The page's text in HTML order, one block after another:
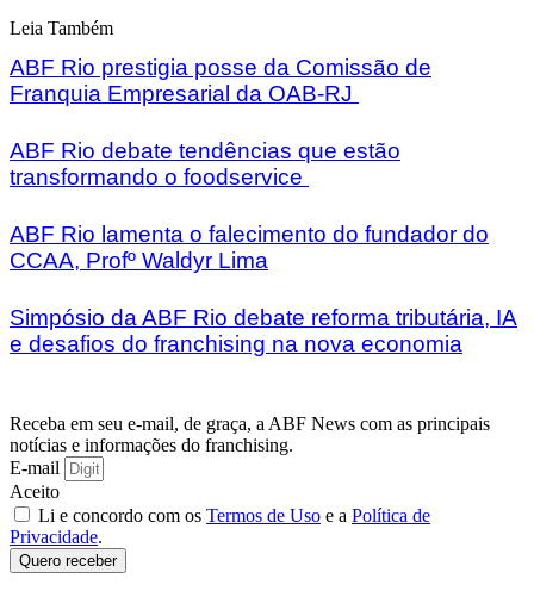
Leia Também
ABF Rio prestigia posse da Comissão de
Franquia Empresarial da OAB-RJ
ABF Rio debate tendências que estão
transformando o foodservice
ABF Rio lamenta o falecimento do fundador do
CCAA, Profº Waldyr Lima
Simpósio da ABF Rio debate reforma tributária, IA
e desafios do franchising na nova economia
Receba em seu e-mail, de graça, a ABF News com as principais
notícias e informações do franchising.
E-mail
Aceito
Li e concordo com os Termos de Uso e a Política de
Privacidade.
Quero receber